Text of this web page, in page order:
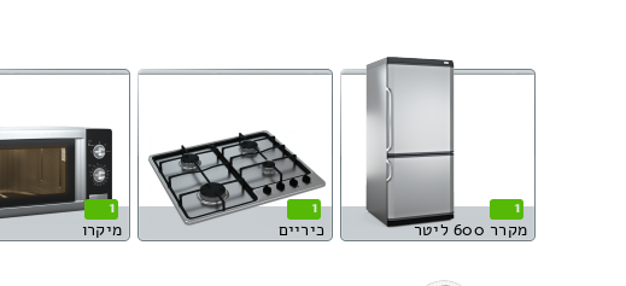
1
מקרר 600 ליטר
1
כיריים
1
מיקרו